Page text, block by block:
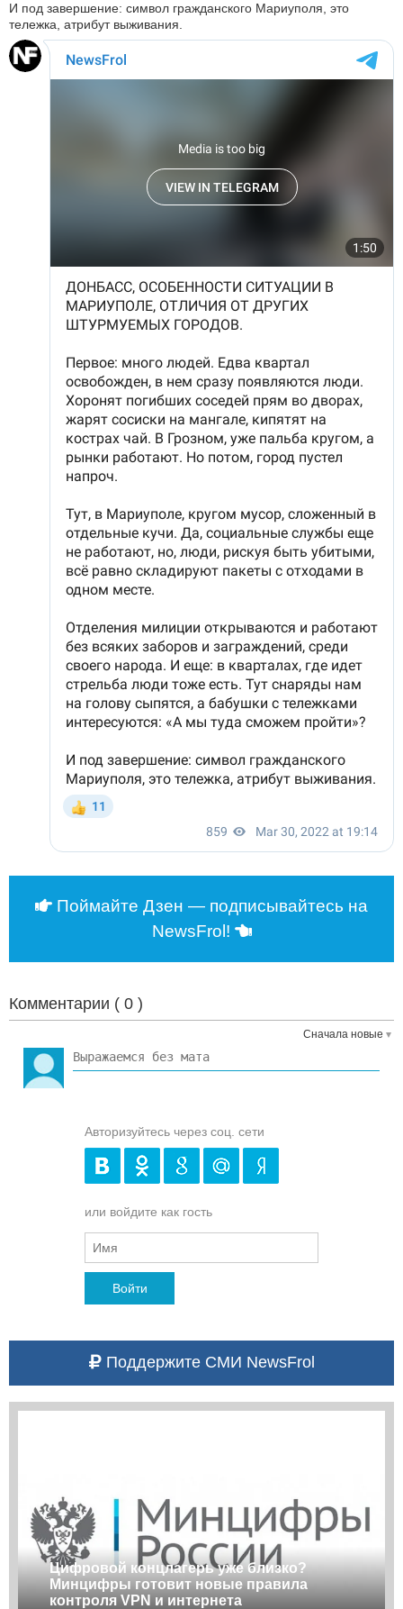
И под завершение: символ гражданского Мариуполя, это
тележка, атрибут выживания.
Поймайте Дзен — подписывайтесь на
NewsFrol!
Комментарии ( 0 )
Сначала новые
Авторизуйтесь через соц. сети
или войдите как гость
Войти
Поддержите СМИ NewsFrol
Цифровой концлагерь уже близко?
Минцифры готовит новые правила
контроля VPN и интернета